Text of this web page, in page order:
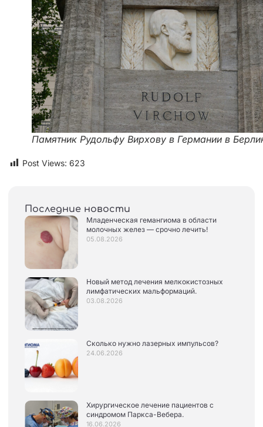
Памятник Рудольфу Вирхову в Германии в
Post Views: 623
Последние новости
Младенческая гемангиома в области
молочных желез — срочно лечить!
05.08.2026
Новый метод лечения мелкокистозных
лимфатических мальформаций.
03.08.2026
Сколько нужно лазерных импульсов?
24.06.2026
Хирургическое лечение пациентов с
синдромом Паркса-Вебера.
16.06.2026